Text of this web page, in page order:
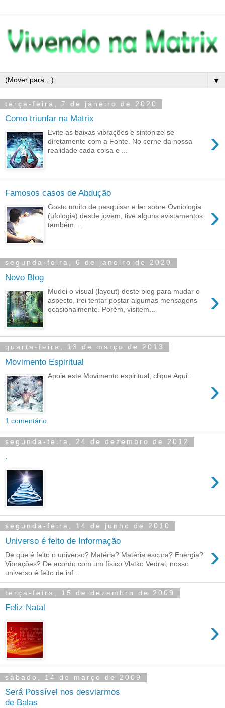
▼
terça-feira, 7 de janeiro de 2020
Como triunfar na Matrix
›
Evite as baixas vibrações e sintonize-se
diretamente com a Fonte. No cerne da nossa
realidade cada coisa e ...
Famosos casos de Abdução
›
Gosto muito de pesquisar e ler sobre Ovniologia
(ufologia) desde jovem, tive alguns avistamentos
também. ...
segunda-feira, 6 de janeiro de 2020
Novo Blog
›
Mudei o visual (layout) deste blog para mudar o
aspecto, irei tentar postar algumas mensagens
ocasionalmente. Porém, visitem...
quarta-feira, 13 de março de 2013
Movimento Espiritual
›
Apoie este Movimento espiritual, clique Aqui .
1 comentário:
segunda-feira, 24 de dezembro de 2012
.
›
segunda-feira, 14 de junho de 2010
Universo é feito de Informação ›
De que é feito o universo? Matéria? Matéria escura? Energia?
Vibrações? De acordo com um físico Vlatko Vedral, nosso
universo é feito de inf...
terça-feira, 15 de dezembro de 2009
Feliz Natal
›
sábado, 14 de março de 2009
Será Possível nos desviarmos
de Balas